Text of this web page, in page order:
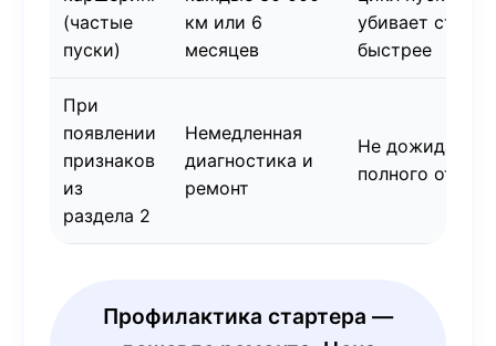
(частые
пуски)
км или 6
месяцев
убивает
быстрее
При
появлении
признаков
из
раздела 2
Немедленная
диагностика и
ремонт
Не
полного отказа
Профилактика стартера —